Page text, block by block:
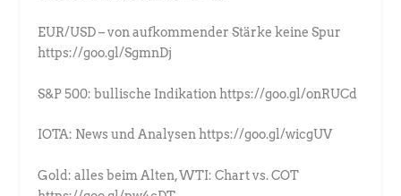
EUR/USD – von aufkommender Stärke keine Spur
https://goo.gl/SgmnDj
S&P 500: bullische Indikation https://goo.gl/onRUCd
IOTA: News und Analysen https://goo.gl/wicgUV
Gold: alles beim Alten, WTI: Chart vs. COT